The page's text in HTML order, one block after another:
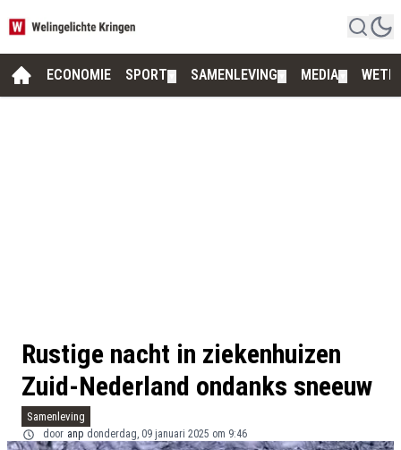
ECONOMIE SPORT SAMENLEVING MEDIA
Rustige nacht in ziekenhuizen
Zuid-Nederland ondanks sneeuw
Samenleving
door anp donderdag, 09 januari 2025 om 9:46